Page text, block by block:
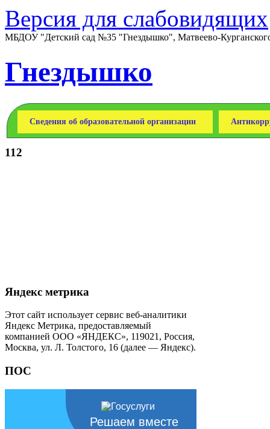
Версия для слабовидящих
МБДОУ "Детский сад №35 "Гнездышко", Матвеево-Курганского
Гнездышко
Сведения об образовательной организации
112
Яндекс метрика
Этот сайт использует сервис веб-аналитики
Яндекс Метрика, предоставляемый
компанией ООО «ЯНДЕКС», 119021, Россия,
Москва, ул. Л. Толстого, 16 (далее — Яндекс).
ПОС
Решаем вместе